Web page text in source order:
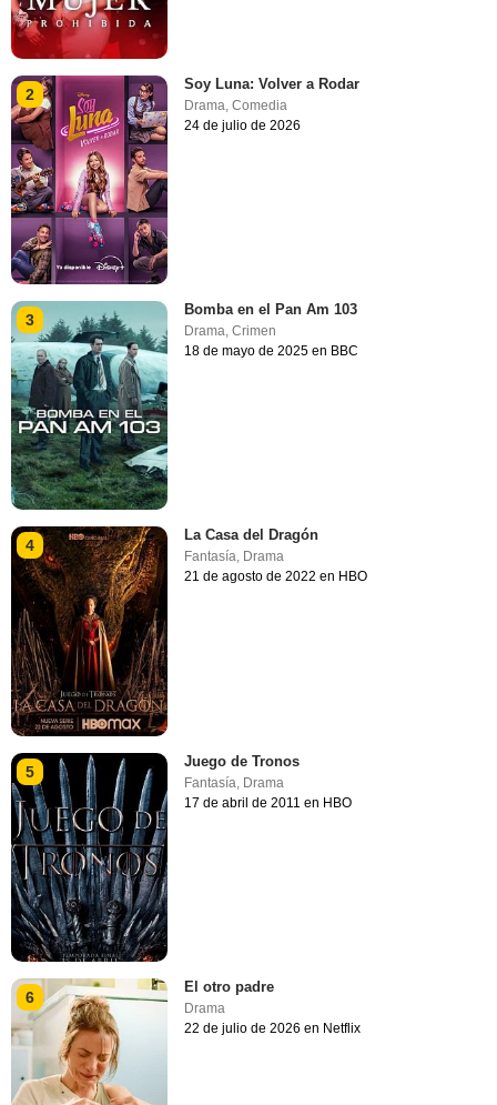
2
Soy Luna: Volver a Rodar
Drama ,Comedia
24 de julio de 2026
3
Bomba en el Pan Am 103
Drama,Crimen
18 de mayo de 2025 en BBC
4
La Casa del Dragón
Fantasía, Drama
21 de agosto de 2022 en HBO
5
Juego de Tronos
Fantasía Drama
17 de abril de 2011 en HBO
6
El otro padre
Drama
22 de julio de 2026 en Netflix